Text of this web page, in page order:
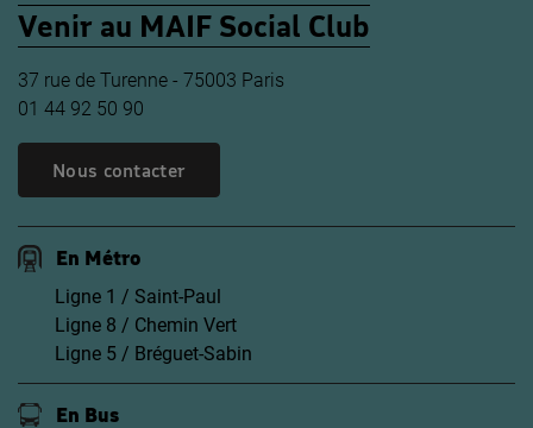
Venir au MAIF Social Club
37 rue de Turenne - 75003 Paris
01 44 92 50 90
Nous contacter
En Métro
Ligne 1 / Saint-Paul
Ligne 8 / Chemin Vert
Ligne 5 / Bréguet-Sabin
En Bus